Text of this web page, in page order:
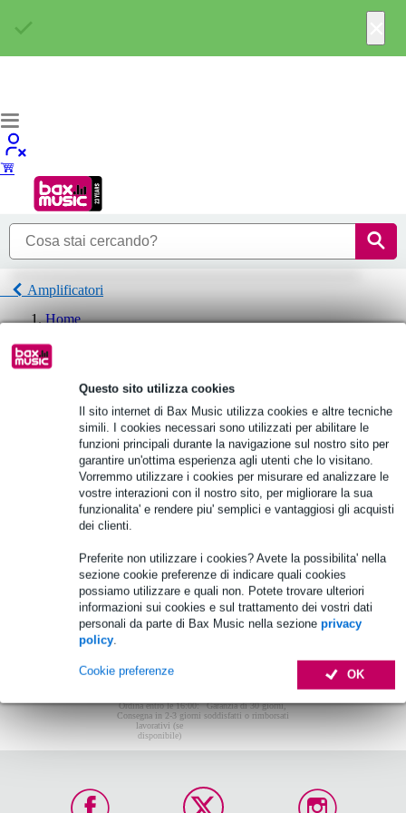
Questo sito utilizza cookies
Il sito internet di Bax Music utilizza cookies e altre tecniche
simili. I cookies necessari sono utilizzati per abilitare le
funzioni principali durante la navigazione sul nostro sito per
garantire un'ottima esperienza agli utenti che lo visitano.
Vorremmo utilizzare i cookies per misurare ed analizzare le
vostre interazioni con il nostro sito, per migliorare la sua
funzionalita' e rendere piu' semplici e vantaggiosi gli acquisti
dei clienti.
Preferite non utilizzare i cookies? Avete la possibilita' nella
sezione cookie preferenze di indicare quali cookies
possiamo utilizzare e quali non. Potete trovare ulteriori
informazioni sui cookies e sul trattamento dei vostri dati
personali da parte di Bax Music nella sezione privacy
policy.
OK
Cookie preferenze
Amplificatori
Home
Amplificatori
JB systems Amplificatori
Non sono stati trovati articoli.
Non sono stati trovati articoli.
Ordina entro le 16:00:
Consegna in 2-3 giorni
lavorativi (se
disponibile)
Garanzia di 30 giorni,
soddisfatti o rimborsati